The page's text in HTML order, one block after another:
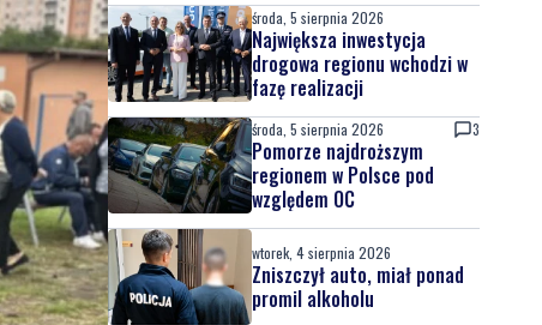
środa, 5 sierpnia 2026
Największa inwestycja
drogowa regionu wchodzi w
fazę realizacji
środa, 5 sierpnia 2026 3
Pomorze najdroższym
regionem w Polsce pod
względem OC
wtorek, 4 sierpnia 2026
Zniszczył auto, miał ponad
promil alkoholu